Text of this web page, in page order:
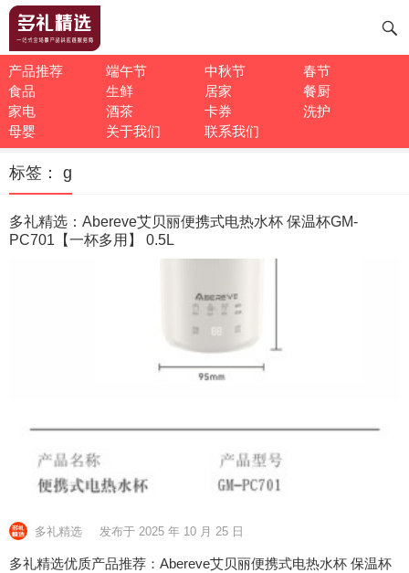
产品推荐 端午节 中秋节
春节
食品
生鲜 居家
餐厨
家电
酒茶 卡券
洗护
母婴
关于我们 联系我们
标签： g
多礼精选：Abereve艾贝丽便携式电热水杯 保温杯GM-
PC701【一杯多用】 0.5L
多礼精选 发布于 2025 年 10 月 25 日
多礼精选优质产品推荐：Abereve艾贝丽便携式电热水杯 保温杯